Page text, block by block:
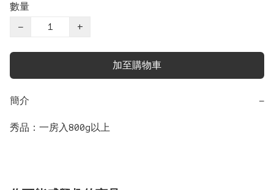
數量
−
+
加至購物車
簡介 −
秀品：一房入800g以上